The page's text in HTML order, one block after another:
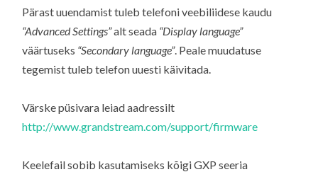
Pärast uuendamist tuleb telefoni veebiliidese kaudu
“Advanced Settings”alt seada “Display language”
väärtuseks “Secondary language”. Peale muudatuse
tegemist tuleb telefon uuesti käivitada.
Värske püsivara leiad aadressilt
http://www.grandstream.com/support/firmware
Keelefail sobib kasutamiseks kõigi GXP seeria